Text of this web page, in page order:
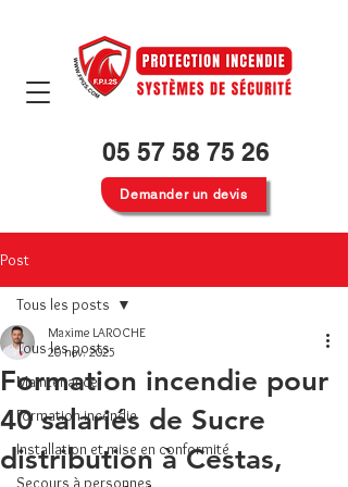
05 57 58 75 26
Demander un devis
Post
Tous les posts
Maintenance
Formation incendie
Installation et mise en conformité
Secours à personnes
Tous les posts
Formation incendie pour
40 salariés de Sucre
distribution à Cestas,
Maxime LAROCHE
20 nov. 2025